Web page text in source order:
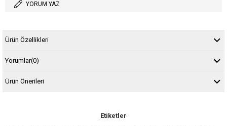
YORUM YAZ
Ürün Özellikleri
Yorumlar(0)
Ürün Önerileri
Etiketler